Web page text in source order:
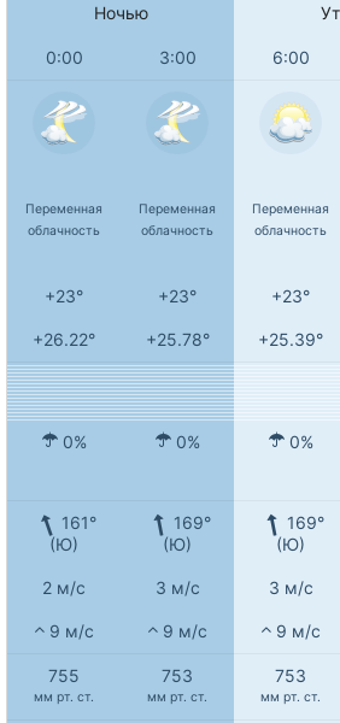
Ночью
0:00 3:00 6:00
Переменная
облачность
Переменная
облачность
Переменная
облачность
+23° +23° +23°
+26.22° +25.78° +25.39°
0% 0% 0%
161°
(Ю)
169°
(Ю)
169°
(Ю)
2 м/с 3 м/с 3 м/с
9 м/с 9 м/с 9 м/с
755
мм рт. ст.
753
мм рт. ст.
753
мм рт. ст.